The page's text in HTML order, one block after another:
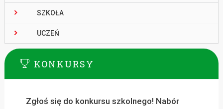
SZKOŁA
UCZEŃ
KONKURSY
Zgłoś się do konkursu szkolnego! Nabór